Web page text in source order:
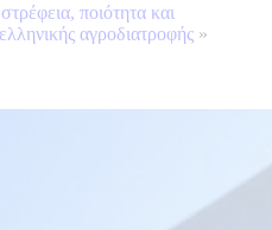
ποιότητα και
αγροδιατροφής »